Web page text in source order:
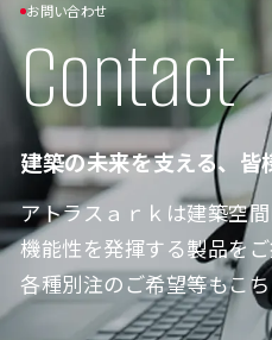
お問い合わせ
Contact
建築の未来を支える、皆
アトラスａｒｋは建築空間
機能性を発揮する製品をご
各種別注のご希望等もこ